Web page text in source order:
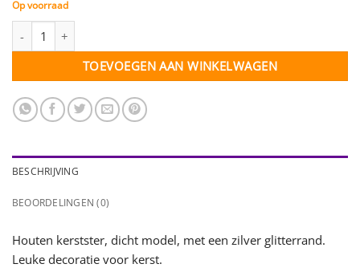
Op voorraad
TOEVOEGEN AAN WINKELWAGEN
BESCHRIJVING
BEOORDELINGEN (0)
Houten kerstster, dicht model, met een zilver glitterrand.
Leuke decoratie voor kerst.